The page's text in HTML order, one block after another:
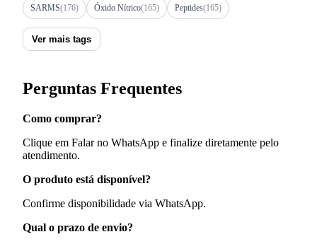
SARMS(176) Óxido Nítrico(165) Peptides(165)
Ver mais tags
Perguntas Frequentes
Como comprar?
Clique em Falar no WhatsApp e finalize diretamente pelo
atendimento.
O produto está disponível?
Confirme disponibilidade via WhatsApp.
Qual o prazo de envio?